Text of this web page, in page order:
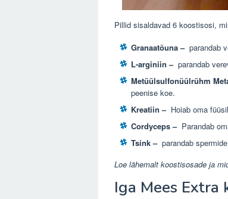
Pillid sisaldavad 6 koostisosi,
Granaatõuna – parandab
L-arginiin – parandab
Metüülsulfonüülrühm
peenise koe.
Kreatiin – Hoiab oma
Cordyceps – Parandab
Tsink – parandab
Loe lähemalt koostisosade ja
Iga Mees